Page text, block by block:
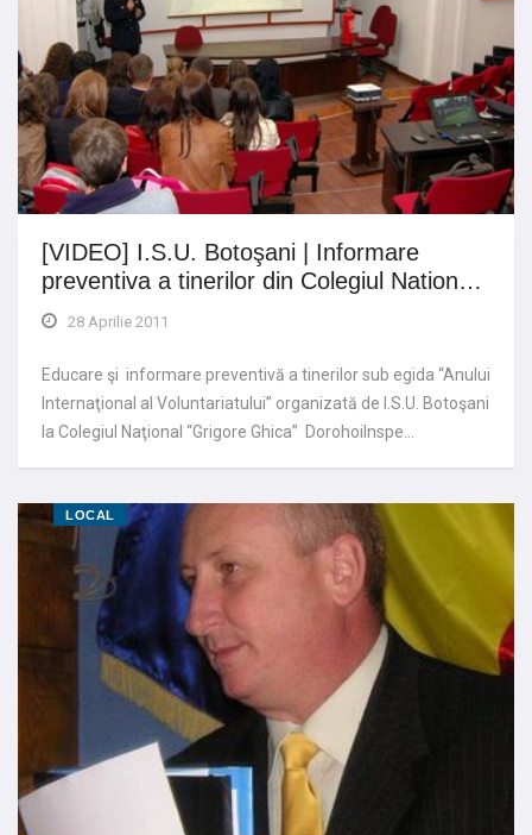
[VIDEO] I.S.U. Botoşani | Informare
preventiva a tinerilor din Colegiul Nation…
28 Aprilie 2011
Educare şi informare preventivă a tinerilor sub egida “Anului
Internaţional al Voluntariatului” organizată de I.S.U. Botoşani
la Colegiul Naţional “Grigore Ghica” DorohoiInspe…
LOCAL